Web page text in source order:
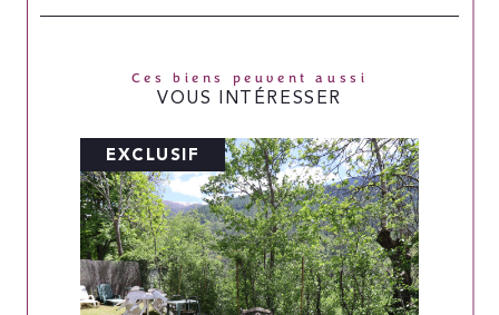
Ces biens peuvent aussi
VOUS INTÉRESSER
EXCLUSIF